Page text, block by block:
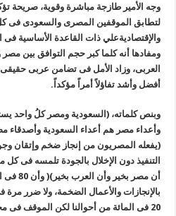
وجه الأمير طازجة مباشرة وقوية، صريحة
لتطابق الموقفين المصرى والسعودى فى كل
والإقتصاديةعلي ذات القاعدة الأساسية فى
ومفادها أنه كلما كبر حجم التوافق بين
العربى، وزاد الأمل فى تضامن عربى
أفضل وأشد تفاؤلاً أمراً مؤكداً.
وبنص كلماته، (السعودية ومصر كلُ واحد
وأعداء مصر هم أعداء السعودية وأصدقاء
(يفعله المصريون من إنجاز ضخم وإتقان
التنفيذ دون الإخلال بالجودة تلمسه فى
أن مصر
بالإنجازات والأعمال الضخمة، ولا ضرر
20 فى المائة من أحوالنا لكن الموقف فى